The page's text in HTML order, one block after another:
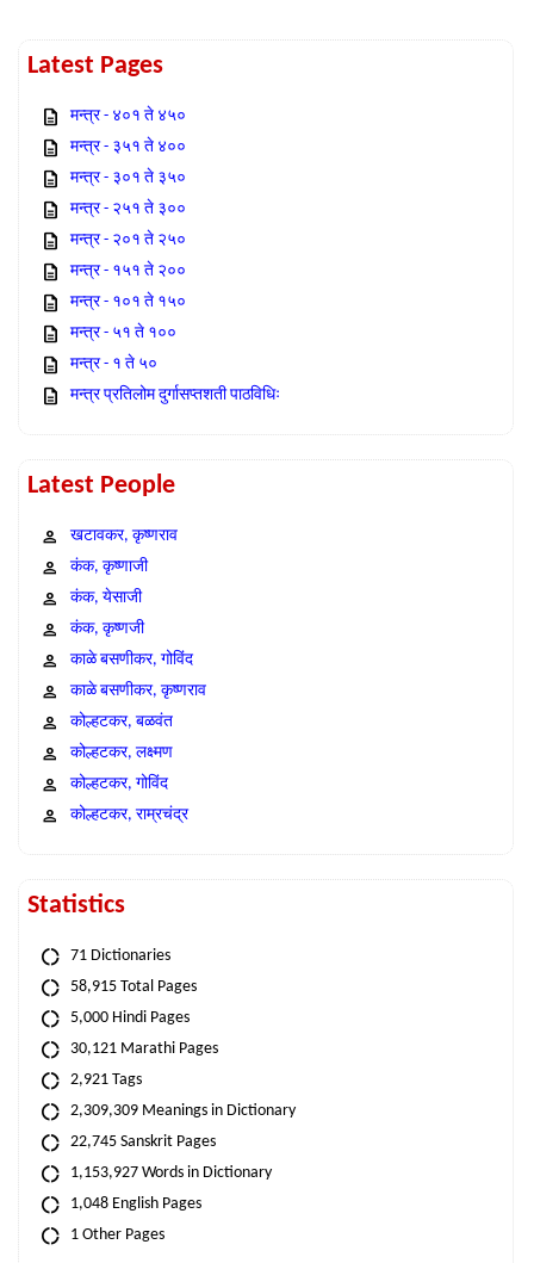
Latest Pages
मन्त्र - ४०१ ते ४५०
मन्त्र - ३५१ ते ४००
मन्त्र - ३०१ ते ३५०
मन्त्र - २५१ ते ३००
मन्त्र - २०१ ते २५०
मन्त्र - १५१ ते २००
मन्त्र - १०१ ते १५०
मन्त्र - ५१ ते १००
मन्त्र - १ ते ५०
मन्त्र प्रतिलोम दुर्गासप्तशती पाठविधिः
Latest People
खटावकर, कृष्णराव
कंक, कृष्णाजी
कंक, येसाजी
कंक, कृष्णजी
काळे बसणीकर, गोविंद
काळे बसणीकर, कृष्णराव
कोल्हटकर, बळवंत
कोल्हटकर, लक्ष्मण
कोल्हटकर, गोविंद
कोल्हटकर, राम्रचंद्र
Statistics
71 Dictionaries
58,915 Total Pages
5,000 Hindi Pages
30,121 Marathi Pages
2,921 Tags
2,309,309 Meanings in Dictionary
22,745 Sanskrit Pages
1,153,927 Words in Dictionary
1,048 English Pages
1 Other Pages